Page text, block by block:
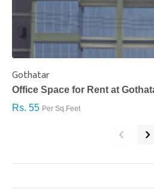
Gothatar
Office Space for Rent at
Rs. 55 Per Sq.Feet
‹ ›